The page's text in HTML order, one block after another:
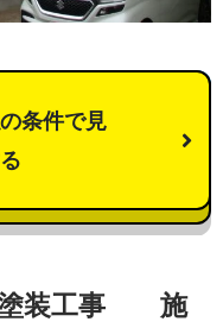
条件で見
塗装工事 施